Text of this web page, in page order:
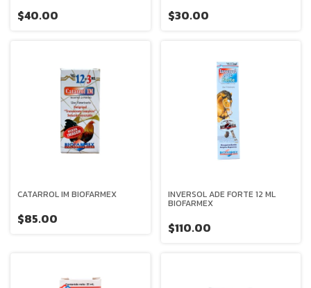
$40.00 $30.00
CATARROL IM BIOFARMEX
$85.00
INVERSOL ADE FORTE 12 ML
BIOFARMEX
$110.00